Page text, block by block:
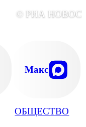
ОБЩЕСТВО
© РИА
Макс